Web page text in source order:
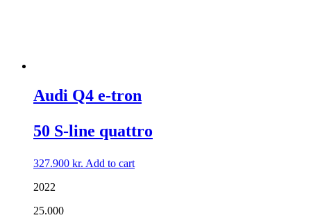
Audi Q4 e-tron
50 S-line quattro
327.900 kr. Add to cart
2022
25.000